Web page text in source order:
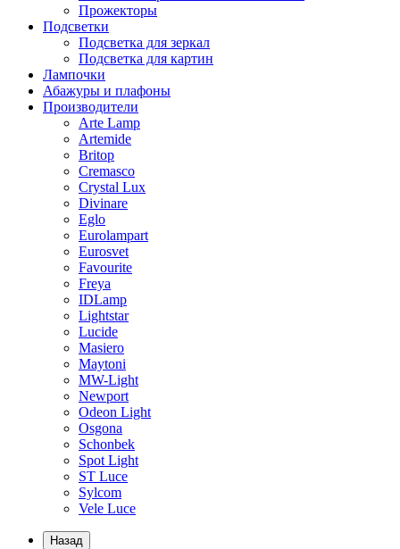
Прожекторы
Подсветки
Подсветка для зеркал
Подсветка для картин
Лампочки
Абажуры и плафоны
Производители
Arte Lamp
Artemide
Britop
Cremasco
Crystal Lux
Divinare
Eglo
Eurolampart
Eurosvet
Favourite
Freya
IDLamp
Lightstar
Lucide
Masiero
Maytoni
MW-Light
Newport
Odeon Light
Osgona
Schonbek
Spot Light
ST Luce
Sylcom
Vele Luce
Назад